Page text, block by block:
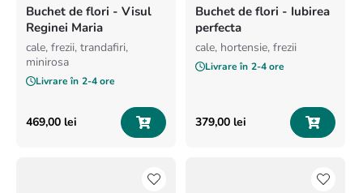
Buchet de flori - Visul
Reginei Maria
cale, frezii, trandafiri,
minirosa
Livrare în 2-4 ore
469,00 lei
Buchet de flori - Iubirea
perfecta
cale, hortensie, frezii
Livrare în 2-4 ore
379,00 lei